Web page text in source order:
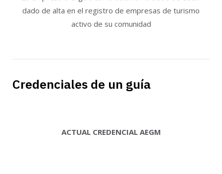
dado de alta en el registro de empresas de turismo
activo de su comunidad
Credenciales de un guía
ACTUAL CREDENCIAL AEGM